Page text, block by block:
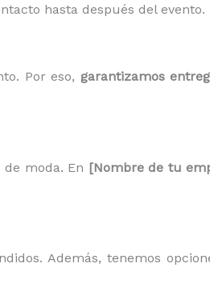
hasta después del evento.
Por eso, garantizamos
moda. En [Nombre de tu
Además, tenemos